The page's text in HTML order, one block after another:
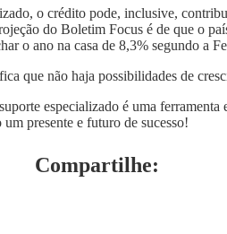
o crédito pode, inclusive,
do Boletim Focus é de que o
o ano na casa de 8,3% segundo a
que não haja possibilidades de
especializado é uma
presente e futuro de sucesso!
Compartilhe: